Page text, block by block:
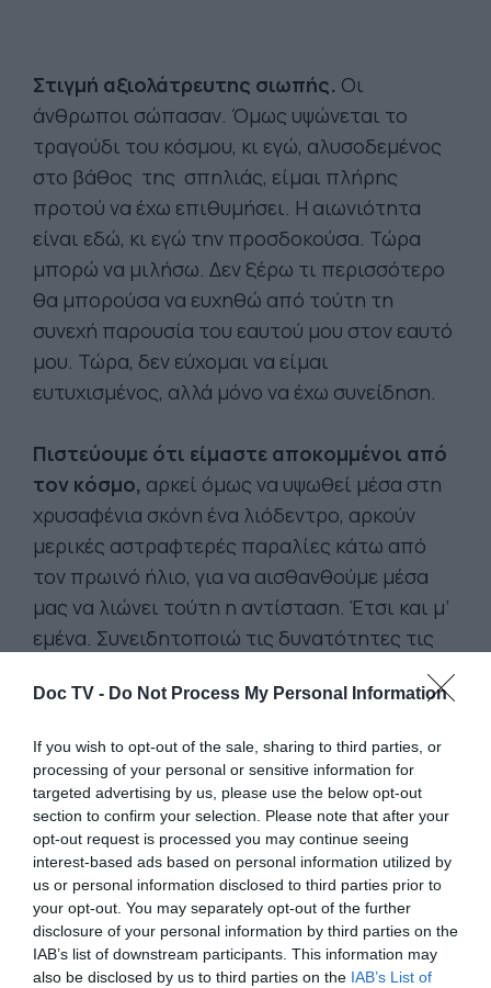
Doc TV - Do Not Process My Personal Information
If you wish to opt-out of the sale, sharing to third parties, or
processing of your personal or sensitive information for
targeted advertising by us, please use the below opt-out
section to confirm your selection. Please note that after your
opt-out request is processed you may continue seeing
interest-based ads based on personal information utilized by
us or personal information disclosed to third parties prior to
your opt-out. You may separately opt-out of the further
disclosure of your personal information by third parties on the
IAB’s list of downstream participants. This information may
also be disclosed by us to third parties on the IAB’s List of
Στιγμή αξιολάτρευτης σιωπής. Οι
άνθρωποι σώπασαν. Όμως υψώνεται το
τραγούδι του κόσμου, κι εγώ, αλυσοδεμένος
στο βάθος της σπηλιάς, είμαι πλήρης
προτού να έχω επιθυμήσει. Η αιωνιότητα
είναι εδώ, κι εγώ την προσδοκούσα. Τώρα
μπορώ να μιλήσω. Δεν ξέρω τι περισσότερο
θα μπορούσα να ευχηθώ από τούτη τη
συνεχή παρουσία του εαυτού μου στον εαυτό
μου. Τώρα, δεν εύχομαι να είμαι
ευτυχισμένος, αλλά μόνο να έχω συνείδηση.
Πιστεύουμε ότι είμαστε αποκομμένοι από
τον κόσμο, αρκεί όμως να υψωθεί μέσα στη
χρυσαφένια σκόνη ένα λιόδεντρο, αρκούν
μερικές αστραφτερές παραλίες κάτω από
τον πρωινό ήλιο, για να αισθανθούμε μέσα
μας να λιώνει τούτη η αντίσταση. Έτσι και μ’
εμένα. Συνειδητοποιώ τις δυνατότητες τις
οποίες δια-θέτω. Κάθε λεπτό ζωής φέρνει
μέσα του την αξία του θαύματος και το